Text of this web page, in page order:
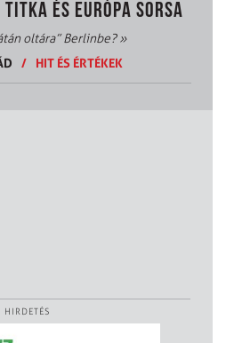
TITKA ÉS EURÓPA SORSA
oltára” Berlinbe?»
/ HIT ÉS ÉRTÉKEK
HIRDETÉS